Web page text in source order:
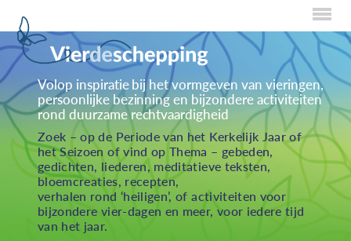
Home
Over Creaties
Over Vieren
Over Eten
Over Activiteiten
Inzenden
Volop inspiratie bij het vormgeven van vieringen,
persoonlijke bezinning en bijzondere activiteiten
rond duurzame rechtvaardigheid
Zoek – op de Periode van het Kerkelijk Jaar of
het Seizoen of vind op Thema – gebeden,
gedichten, liederen, meditatieve teksten,
bloemcreaties, recepten,
verhalen rond ‘heiligen’, of activiteiten voor
bijzondere vier-dagen en meer, voor iedere tijd
van het jaar.